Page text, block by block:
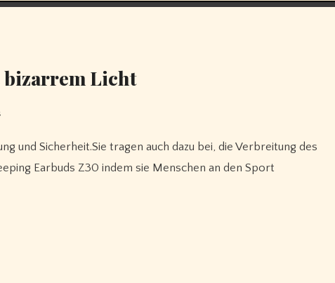
bizarrem Licht
Earbuds Z30 indem sie Menschen an den Sport